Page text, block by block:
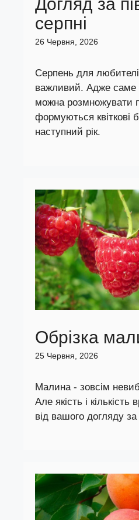
Догляд за
серпні
26 Червня, 2026
Серпень для
важливий. Адже саме
можна розмножувати
формуються квіткові
наступний рік.
Обрізка
25 Червня, 2026
Малина - зовсім
Але якість і
від вашого догляду